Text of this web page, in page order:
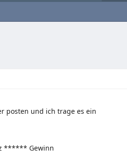
posten und ich trage es ein
Gewinn